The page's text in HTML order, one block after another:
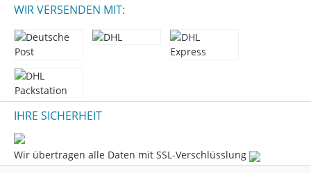
WIR VERSENDEN MIT:
IHRE SICHERHEIT
Wir übertragen alle Daten mit SSL-Verschlüsslung